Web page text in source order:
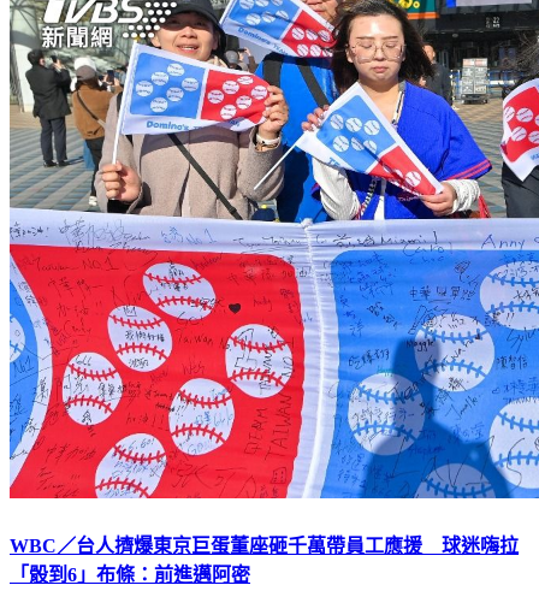
WBC／台人擠爆東京巨蛋董座砸千萬帶員工應援 球迷嗨拉
「骰到6」布條：前進邁阿密